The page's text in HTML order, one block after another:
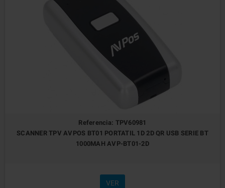
Referencia: TPV60981
SCANNER TPV AVPOS BT01 PORTATIL 1D 2D QR USB SERIE BT
1000MAH AVP-BT01-2D
VER